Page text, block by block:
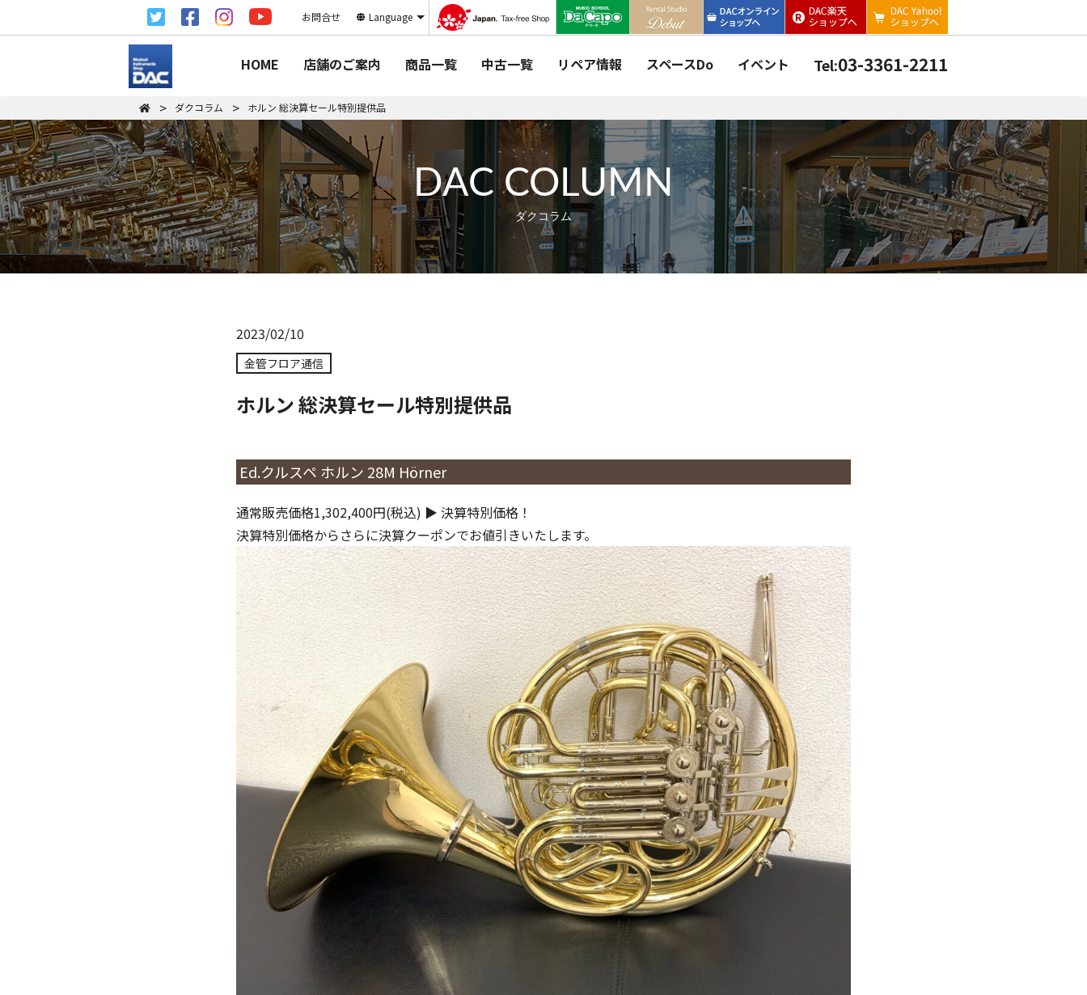
お問合せ Language
HOME 店舗のご案内 商品一覧 中古一覧 リペア情報 スペースDo イベント Tel:03-3361-2211
ダクコラム ホルン 総決算セール特別提供品
DAC COLUMN
ダクコラム
2023/02/10
金管フロア通信
ホルン 総決算セール特別提供品
Ed.クルスペ ホルン 28M Hörner
通常販売価格1,302,400円(税込) ▶︎ 決算特別価格！
決算特別価格からさらに決算クーポンでお値引きいたします。